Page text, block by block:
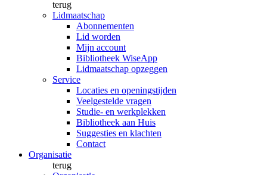
terug
Lidmaatschap
Abonnementen
Lid worden
Mijn account
Bibliotheek WiseApp
Lidmaatschap opzeggen
Service
Locaties en openingstijden
Veelgestelde vragen
Studie- en werkplekken
Bibliotheek aan Huis
Suggesties en klachten
Contact
Organisatie
terug